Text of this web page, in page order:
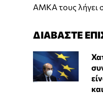
ΑΜΚΑ τους λήγει
ΔΙΑΒΑΣΤΕ